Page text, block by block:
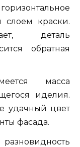
слоем краски.
деталь
обратная
масса
иделия.
удачный цвет
фасада.